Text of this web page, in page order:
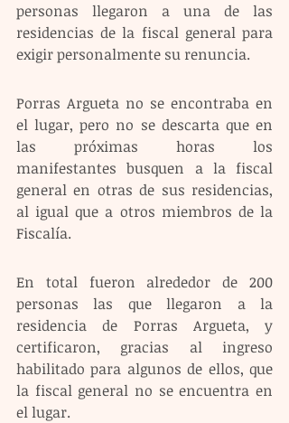
personas llegaron a una de las
residencias de la fiscal general para
exigir personalmente su renuncia.
Porras Argueta no se encontraba en
el lugar, pero no se descarta que en
las próximas horas los
manifestantes busquen a la fiscal
general en otras de sus residencias,
al igual que a otros miembros de la
Fiscalía.
En total fueron alrededor de 200
personas las que llegaron a la
residencia de Porras Argueta, y
certificaron, gracias al ingreso
habilitado para algunos de ellos, que
la fiscal general no se encuentra en
el lugar.